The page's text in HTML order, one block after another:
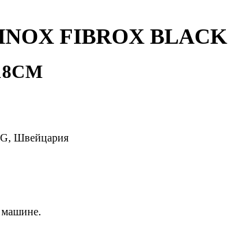
FIBROX BLACK
Швейцария
машине.